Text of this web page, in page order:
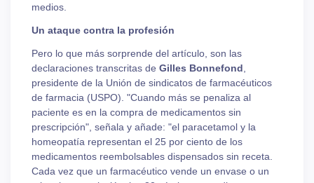
medios.
Un ataque contra la profesión
Pero lo que más sorprende del artículo, son las
declaraciones transcritas de Gilles Bonnefond
presidente de la Unión de sindicatos de farmacéuticos
de farmacia (USPO). "Cuando más se penaliza al
paciente es en la compra de medicamentos sin
prescripción", señala y añade: "el paracetamol y la
homeopatía representan el 25 por ciento de los
medicamentos reembolsables dispensados sin receta.
Cada vez que un farmacéutico vende un envase o un